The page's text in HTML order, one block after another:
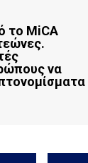
το MiCA
να